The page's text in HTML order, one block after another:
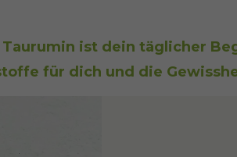
Taurumin ist dein täglicher
für dich und die